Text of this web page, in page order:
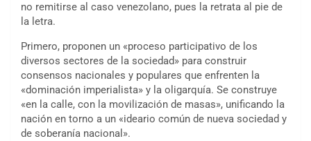
no remitirse al caso venezolano, pues la retrata al pie de
la letra.
Primero, proponen un «proceso participativo de los
diversos sectores de la sociedad» para construir
consensos nacionales y populares que enfrenten la
«dominación imperialista» y la oligarquía. Se construye
«en la calle, con la movilización de masas», unificando la
nación en torno a un «ideario común de nueva sociedad y
de soberanía nacional».